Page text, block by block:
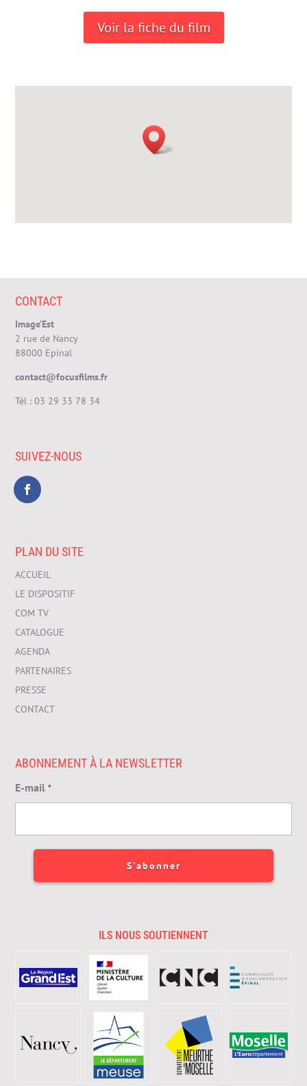
Voir la fiche du film
CONTACT
Image’Est
2 rue de Nancy
88000 Epinal
contact@focusfilms.fr
Tél :03 29 33 78 34
SUIVEZ-NOUS
PLAN DU SITE
ACCUEIL
LE DISPOSITIF
COM TV
CATALOGUE
AGENDA
PARTENAIRES
PRESSE
CONTACT
ABONNEMENT À LA NEWSLETTER
E-mail *
ILS NOUS SOUTIENNENT